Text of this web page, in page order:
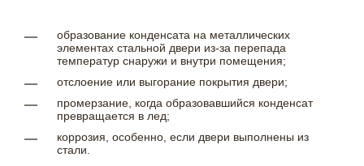
образование конденсата на металлических
элементах стальной двери из-за перепада
температур снаружи и внутри помещения;
отслоение или выгорание покрытия двери;
промерзание, когда образовавшийся конденсат
превращается в лед;
коррозия, особенно, если двери выполнены из
стали.